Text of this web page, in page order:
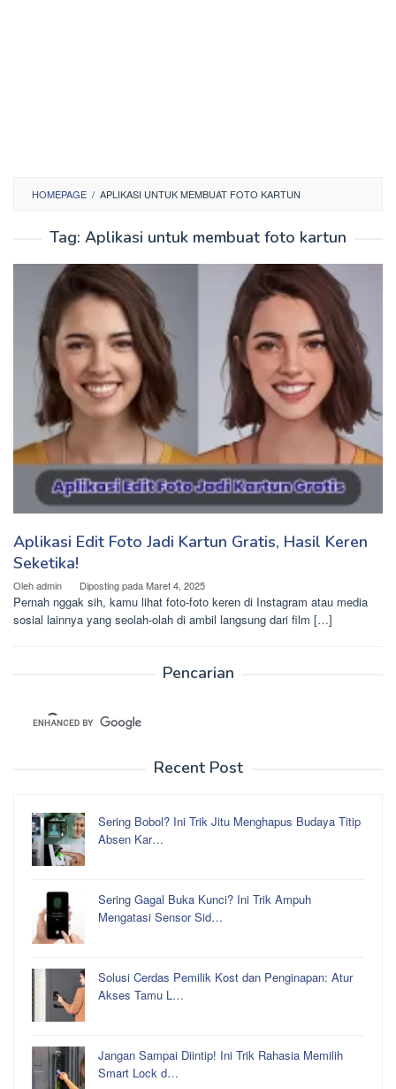
HOMEPAGE / APLIKASI UNTUK MEMBUAT FOTO KARTUN
Tag: Aplikasi untuk membuat foto kartun
Aplikasi Edit Foto Jadi Kartun Gratis, Hasil Keren
Seketika!
Olehadmin Diposting padaMaret 4, 2025
Pernah nggak sih, kamu lihat foto-foto keren di Instagram atau media
sosial lainnya yang seolah-olah di ambil langsung dari film […]
Pencarian
Recent Post
Sering Bobol? Ini Trik Jitu Menghapus Budaya Titip
Absen Kar…
Sering Gagal Buka Kunci? Ini Trik Ampuh
Mengatasi Sensor Sid…
Solusi Cerdas Pemilik Kost dan Penginapan: Atur
Akses Tamu L…
Jangan Sampai Diintip! Ini Trik Rahasia Memilih
Smart Lock d…